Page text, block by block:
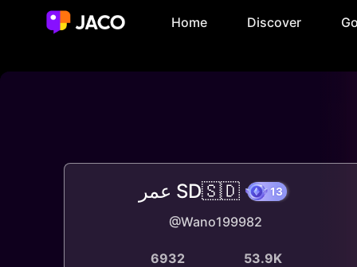
Home Discover
عمر SD🇸🇩
@Wano199982
6932 53.9K